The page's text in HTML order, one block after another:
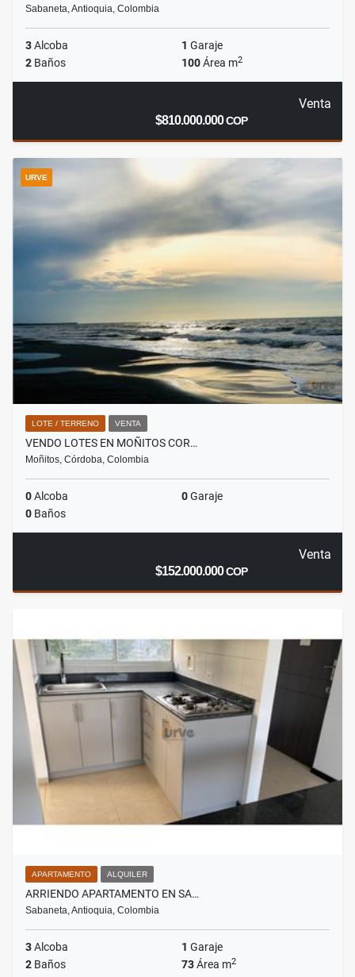
Sabaneta, Antioquia, Colombia
3Alcoba 1 Garaje
2 Baños 100Área m2
Venta
$810.000.000COP
URVE
LOTE / TERRENO VENTA
VENDO LOTES EN MOÑITOS COR…
Moñitos, Córdoba, Colombia
0Alcoba 0Garaje
0 Baños
Venta
$152.000.000COP
APARTAMENTO ALQUILER
ARRIENDO APARTAMENTO EN SA…
Sabaneta, Antioquia, Colombia
3Alcoba 1 Garaje
2 Baños 73Área m2